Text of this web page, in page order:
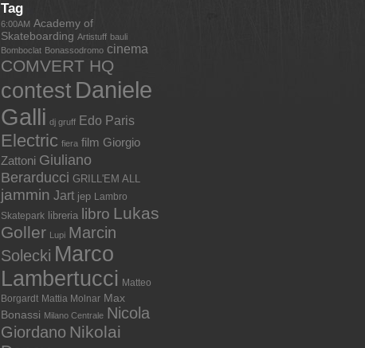
Tag
6:00AM Academy of
Skateboarding Artistuff bauli
Bomboclat Bonassodromo cinema
COMVERT HQ
contest Daniele
Galli dj gruff Edo Paris
Electric fiera film Giorgio
Zattoni Giuliano
Berarducci GRILL'EM ALL
jammin Jart jep Lambro
Skatepark libreria libro Lukas
Goller Lupi Marcin
Solecki Marco
Lambertucci Matteo
Borgardt Mattia Molnar Max
Bonassi Milano Centrale Nicola
Giordano Nikolai